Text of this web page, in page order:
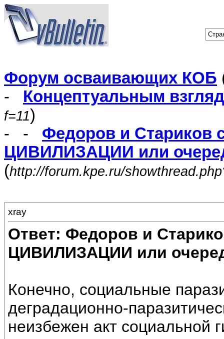
Форум осваивающих КОБ
- Концептуальным
f=11)
- - Федоров и Стариков
ЦИВИЛИЗАЦИИ или
(http://forum.kpe.ru/
xray
Ответ: Федоров и
ЦИВИЛИЗАЦИИ или
Конечно, социальные
деградационно-
неизбежен акт социальной